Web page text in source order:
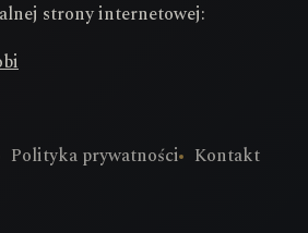
strony internetowej:
Polityka prywatności Kontakt